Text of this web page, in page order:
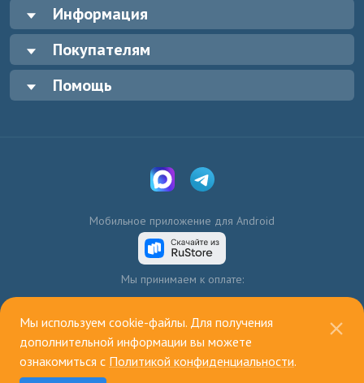
Информация
Покупателям
Помощь
Мобильное приложение для Android
Мы принимаем к оплате:
© 2003—2026, ИП Голенко А.В.
Мы используем cookie-файлы. Для получения
дополнительной информации вы можете
ознакомиться с Политикой конфиденциальности.